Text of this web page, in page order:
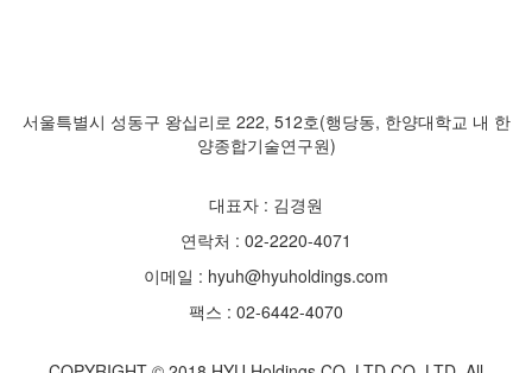
서울특별시 성동구 왕십리로 222, 512호(행당동, 한양대학교 내 한
양종합기술연구원)
대표자 : 김경원
연락처 : 02-2220-4071
이메일 : hyuh@hyuholdings.com
팩스 : 02-6442-4070